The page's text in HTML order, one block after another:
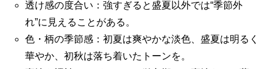
透け感の度合い：強すぎると盛夏以外では“季節外
れ”に見えることがある。
色・柄の季節感：初夏は爽やかな淡色、盛夏は明るく
華やか、初秋は落ち着いたトーンを。